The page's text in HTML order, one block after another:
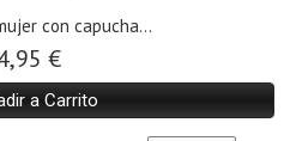
con capucha...
€
a Carrito